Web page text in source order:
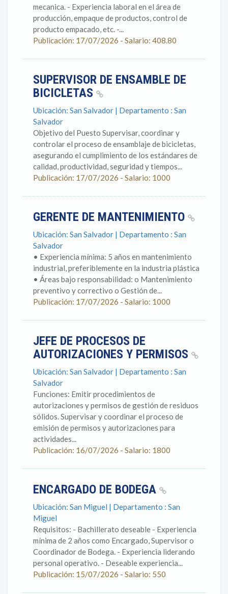
mecanica. - Experiencia laboral en el área de
producción, empaque de productos, control de
producto empacado, etc. -...
Publicación: 17/07/2026 - Salario: 408.80
SUPERVISOR DE ENSAMBLE DE
BICICLETAS
Ubicación: San Salvador | Departamento : San
Salvador
Objetivo del Puesto Supervisar, coordinar y
controlar el proceso de ensamblaje de bicicletas,
asegurando el cumplimiento de los estándares de
calidad, productividad, seguridad y tiempos...
Publicación: 17/07/2026 - Salario: 1000
GERENTE DE MANTENIMIENTO
Ubicación: San Salvador | Departamento : San
Salvador
• Experiencia mínima: 5 años en mantenimiento
industrial, preferiblemente en la industria plástica
• Áreas bajo responsabilidad: o Mantenimiento
preventivo y correctivo o Gestión de...
Publicación: 17/07/2026 - Salario: 1000
JEFE DE PROCESOS DE
AUTORIZACIONES Y PERMISOS
Ubicación: San Salvador | Departamento : San
Salvador
Funciones: Emitir procedimientos de
autorizaciones y permisos de gestión de residuos
sólidos. Supervisar y coordinar el proceso de
emisión de permisos y autorizaciones para
actividades...
Publicación: 16/07/2026 - Salario: 1800
ENCARGADO DE BODEGA
Ubicación: San Miguel | Departamento : San
Miguel
Requisitos: - Bachillerato deseable - Experiencia
mínima de 2 años como Encargado, Supervisor o
Coordinador de Bodega. - Experiencia liderando
personal operativo. - Deseable experiencia...
Publicación: 15/07/2026 - Salario: 550